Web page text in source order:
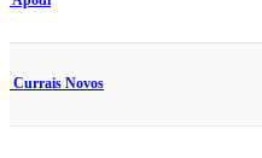
Currais Novos